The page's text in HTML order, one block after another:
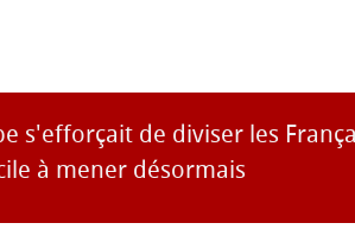
s'efforçait de diviser les
à mener désormais